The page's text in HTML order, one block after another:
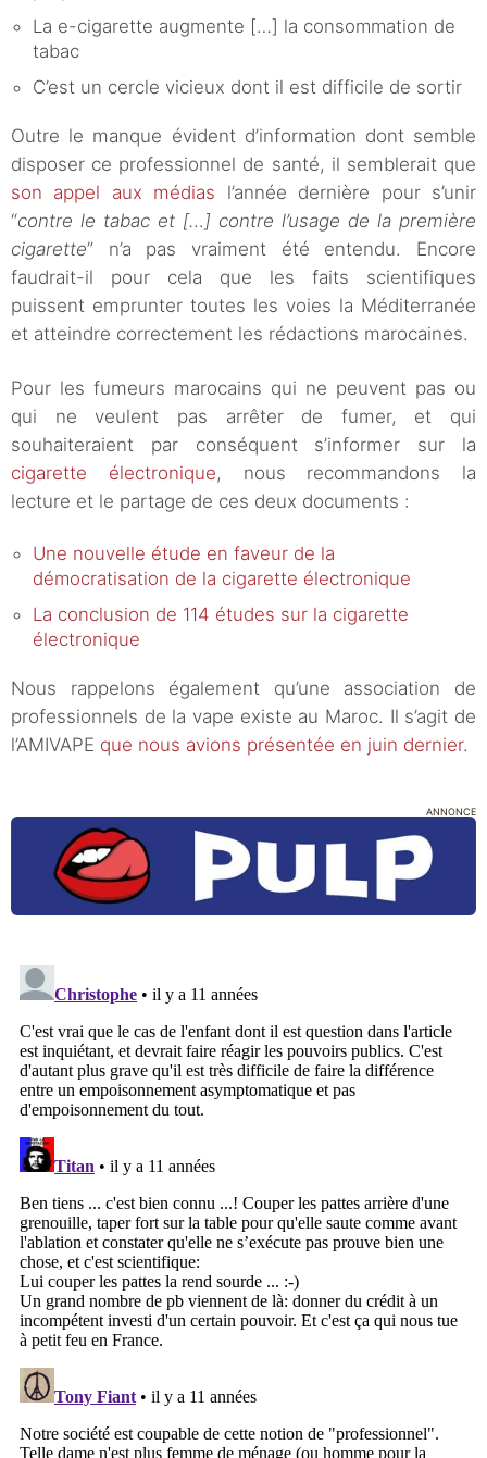
La e-cigarette augmente […] la consommation de
tabac
C’est un cercle vicieux dont il est difficile de sortir
Outre le manque évident d’information dont semble
disposer ce professionnel de santé, il semblerait que
son appel aux médias l’année dernière pour s’unir
“contre le tabac et […] contre l’usage de la première
cigarette” n’a pas vraiment été entendu. Encore
faudrait-il pour cela que les faits scientifiques
puissent emprunter toutes les voies la Méditerranée
et atteindre correctement les rédactions marocaines.
Pour les fumeurs marocains qui ne peuvent pas ou
qui ne veulent pas arrêter de fumer, et qui
souhaiteraient par conséquent s’informer sur la
cigarette électronique, nous recommandons la
lecture et le partage de ces deux documents :
Une nouvelle étude en faveur de la
démocratisation de la cigarette électronique
La conclusion de 114 études sur la cigarette
électronique
Nous rappelons également qu’une association de
professionnels de la vape existe au Maroc. Il s’agit de
l’AMIVAPE que nous avions présentée en juin dernier.
ANNONCE